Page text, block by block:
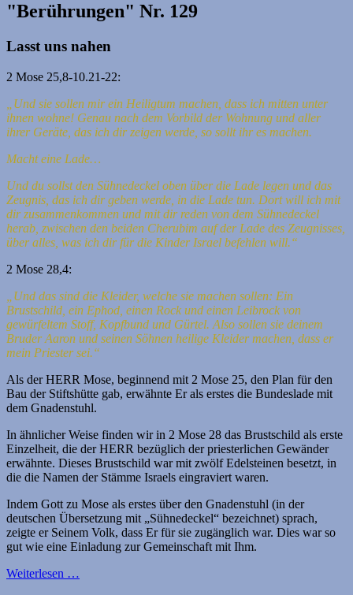
"Berührungen" Nr. 129
Lasst uns nahen
2 Mose 25,8-10.21-22:
„Und sie sollen mir ein Heiligtum machen, dass ich mitten unter
ihnen wohne! Genau nach dem Vorbild der Wohnung und aller
ihrer Geräte, das ich dir zeigen werde, so sollt ihr es machen.
Macht eine Lade…
Und du sollst den Sühnedeckel oben über die Lade legen und das
Zeugnis, das ich dir geben werde, in die Lade tun. Dort will ich mit
dir zusammenkommen und mit dir reden von dem Sühnedeckel
herab, zwischen den beiden Cherubim auf der Lade des Zeugnisses,
über alles, was ich dir für die Kinder Israel befehlen will.“
2 Mose 28,4:
„Und das sind die Kleider, welche sie machen sollen: Ein
Brustschild, ein Ephod, einen Rock und einen Leibrock von
gewürfeltem Stoff, Kopfbund und Gürtel. Also sollen sie deinem
Bruder Aaron und seinen Söhnen heilige Kleider machen, dass er
mein Priester sei.“
Als der HERR Mose, beginnend mit 2 Mose 25, den Plan für den
Bau der Stiftshütte gab, erwähnte Er als erstes die Bundeslade mit
dem Gnadenstuhl.
In ähnlicher Weise finden wir in 2 Mose 28 das Brustschild als erste
Einzelheit, die der HERR bezüglich der priesterlichen Gewänder
erwähnte. Dieses Brustschild war mit zwölf Edelsteinen besetzt, in
die die Namen der Stämme Israels eingraviert waren.
Indem Gott zu Mose als erstes über den Gnadenstuhl (in der
deutschen Übersetzung mit „Sühnedeckel“ bezeichnet) sprach,
zeigte er Seinem Volk, dass Er für sie zugänglich war. Dies war so
gut wie eine Einladung zur Gemeinschaft mit Ihm.
Weiterlesen …